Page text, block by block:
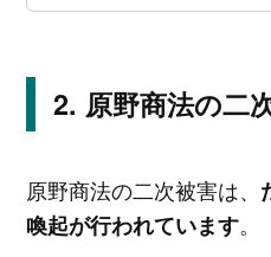
原野商法の二
原野商法の二次被害は、
喚起が行われています。